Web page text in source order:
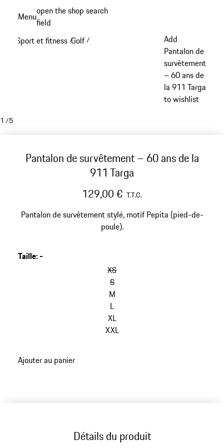
principal
Menuopen the shop search
field
Sport et fitness /Golf /
Add
Pantalon de
survêtement
– 60 ans de
la 911 Targa
to wishlist
1 /5
Pantalon de survêtement – 60 ans de la
911 Targa
129,00 € T.T.C.
Pantalon de survêtement stylé, motif Pepita (pied-de-
poule).
Taille:-
XS
S
M
L
XL
XXL
Ajouter au panier
Détails du produit